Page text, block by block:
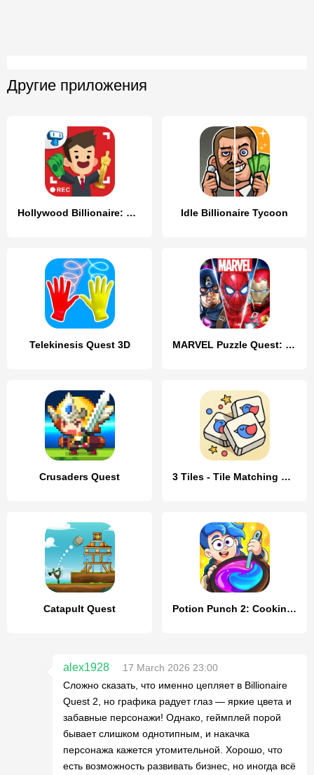
Другие приложения
Hollywood Billionaire: Be Rich Idle Billionaire Tycoon
Telekinesis Quest 3D MARVEL Puzzle Quest: Hero RPG
Crusaders Quest 3 Tiles - Tile Matching Games
Catapult Quest Potion Punch 2: Cooking Quest
alex1928
17 March 2026 23:00
Сложно сказать, что именно цепляет в Billionaire
Quest 2, но графика радует глаз — яркие цвета и
забавные персонажи! Однако, геймплей порой
бывает слишком однотипным, и накачка
персонажа кажется утомительной. Хорошо, что
есть возможность развивать бизнес, но иногда всё